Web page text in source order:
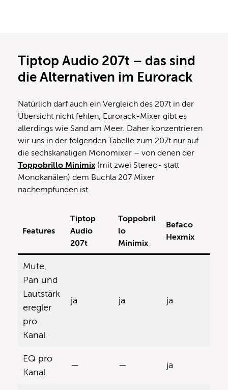
Tiptop Audio 207t – das sind
die Alternativen im Eurorack
Natürlich darf auch ein Vergleich des 207t in der
Übersicht nicht fehlen, Eurorack-Mixer gibt es
allerdings wie Sand am Meer. Daher konzentrieren
wir uns in der folgenden Tabelle zum 207t nur auf
die sechskanaligen Monomixer – von denen der
Toppobrillo Minimix (mit zwei Stereo- statt
Monokanälen) dem Buchla 207 Mixer
nachempfunden ist.
Features
Tiptop
Audio
207t
Toppobril
lo
Minimix
Befaco
Hexmix
Mute,
Pan und
Lautstärk
eregler
pro
Kanal
ja ja ja
EQ pro
Kanal
— — ja